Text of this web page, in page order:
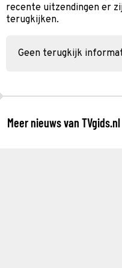
recente uitzendingen er
terugkijken.
Geen terugkijk
Meer nieuws van TVgids.nl